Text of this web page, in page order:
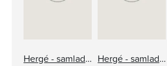
Hergé - samlade verk 18 Hergé - samlade verk 16: Plan 714 till Sydney, TinTin hos Gerillan